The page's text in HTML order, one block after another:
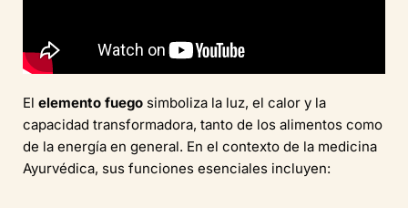
El elemento fuego simboliza la luz, el calor y la
capacidad transformadora, tanto de los alimentos como
de la energía en general. En el contexto de la medicina
Ayurvédica, sus funciones esenciales incluyen: